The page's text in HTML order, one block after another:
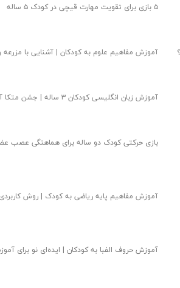
۵ بازی برای تقویت مهارت قیچی در کودک ۵ ساله
آموزش مفاهیم علوم به کودکان | آشنایی با مزرعه
آموزش زبان انگلیسی کودکان ۳ ساله | جشن متکا‌ آموزشی شاد برای کودکان
بازی حرکتی کودک دو ساله برای هماهنگی عصب
آموزش مفاهیم پایه ریاضی به کودک | روش
آموزش حروف الفبا به کودکان | ایده‌ای نو‌ برای